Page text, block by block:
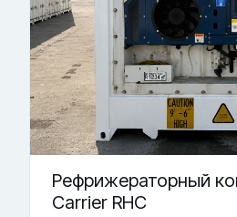
· проверка уплотнителей
Купить «Рефрижераторный
▼ Что важнее: агрегат
▼ Где купить
▼ Как понять, что
▼ От чего зависит цена
▼ Какие грузы возят в
Рефрижераторный
Carrier RHC